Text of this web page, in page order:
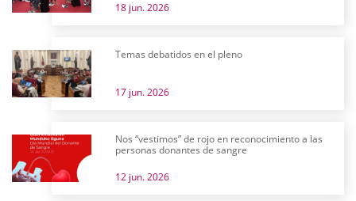
18 jun. 2026
Temas debatidos en el pleno
17 jun. 2026
Nos “vestimos” de rojo en reconocimiento a las
personas donantes de sangre
12 jun. 2026